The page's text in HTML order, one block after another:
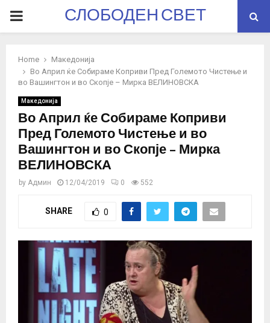
PRIMARYСЛОБОДЕН СВЕТ
Home
Македонија
Во Април ќе Собираме Коприви Пред Големото Чистење и
во Вашингтон и во Скопје – Мирка ВЕЛИНОВСКА
Македонија
Во Април ќе Собираме Коприви
Пред Големото Чистење и во
Вашингтон и во Скопје – Мирка
ВЕЛИНОВСКА
by Админ 12/04/2019 0 552
SHARE 0